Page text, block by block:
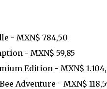
- MXN$ 784,50
- MXN$ 59,85
Edition - MXN$
Adventure - MXN$